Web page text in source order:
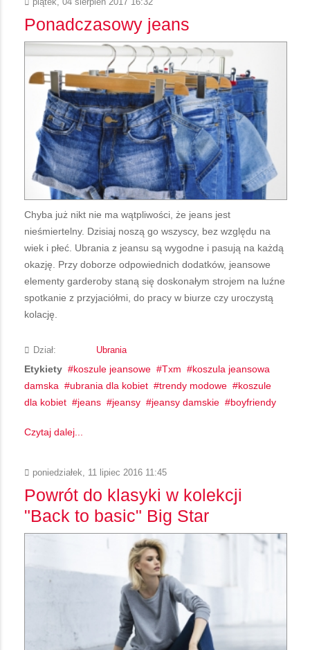
piątek, 04 sierpień 2017 16:32
Ponadczasowy jeans
Chyba już nikt nie ma wątpliwości, że jeans jest
nieśmiertelny. Dzisiaj noszą go wszyscy, bez względu na
wiek i płeć. Ubrania z jeansu są wygodne i pasują na każdą
okazję. Przy doborze odpowiednich dodatków, jeansowe
elementy garderoby staną się doskonałym strojem na luźne
spotkanie z przyjaciółmi, do pracy w biurze czy uroczystą
kolację.
Dział: Ubrania
Etykiety koszule jeansowe Txm
koszula jeansowa
damska
ubrania dla kobiet trendy modowe
koszule
dla kobiet
jeans jeansy jeansy damskie boyfriendy
Czytaj dalej...
poniedziałek, 11 lipiec 2016 11:45
Powrót do klasyki w kolekcji
"Back to basic" Big Star